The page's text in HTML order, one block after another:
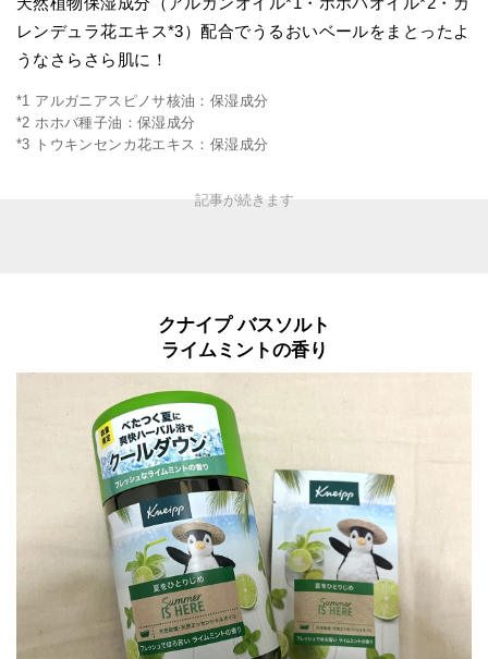
レンデュラ花エキス*3）配合でうるおいベールをまとったよ
うなさらさら肌に！
*1 アルガニアスピノサ核油：保湿成分
*2 ホホバ種子油：保湿成分
*3 トウキンセンカ花エキス：保湿成分
クナイプ バスソルト
ライムミントの香り